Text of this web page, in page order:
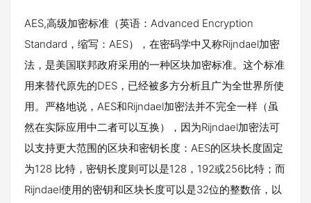
AES,高级加密标准（英语：Advanced Encryption
Standard，缩写：AES），在密码学中又称Rijndael加密
法，是美国联邦政府采用的一种区块加密标准。这个标准
用来替代原先的DES，已经被多方分析且广为全世界所使
用。严格地说，AES和Rijndael加密法并不完全一样（虽
然在实际应用中二者可以互换），因为Rijndael加密法可
以支持更大范围的区块和密钥长度：AES的区块长度固定
为128 比特，密钥长度则可以是128，192或256比特；而
Rijndael使用的密钥和区块长度可以是32位的整数倍，以